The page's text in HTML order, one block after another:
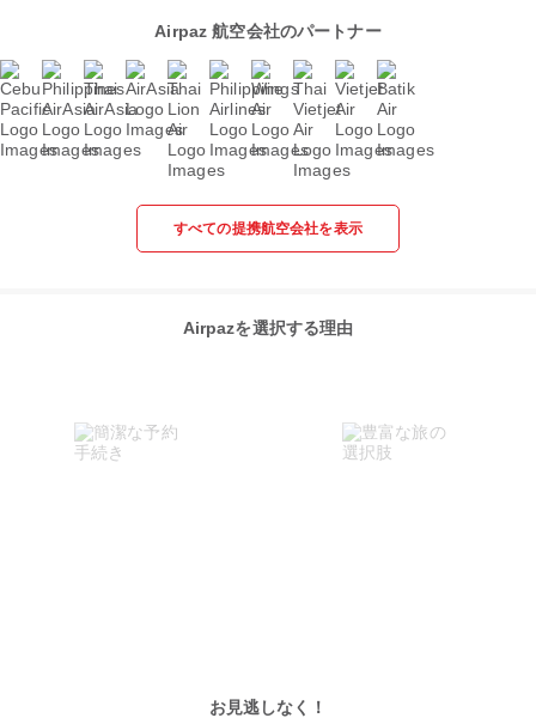
Airpaz 航空会社のパートナー
すべての提携航空会社を表示
Airpazを選択する理由
お見逃しなく！